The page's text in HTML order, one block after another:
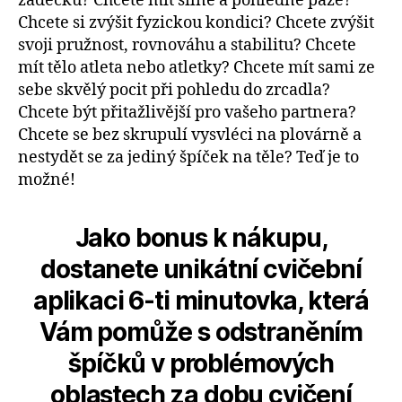
Chcete si zvýšit fyzickou kondici? Chcete zvýšit
svoji pružnost, rovnováhu a stabilitu? Chcete
mít tělo atleta nebo atletky? Chcete mít sami ze
sebe skvělý pocit při pohledu do zrcadla?
Chcete být přitažlivější pro vašeho partnera?
Chcete se bez skrupulí vysvléci na plovárně a
nestydět se za jediný špíček na těle? Teď je to
možné!
Jako bonus k nákupu,
dostanete unikátní cvičební
aplikaci 6-ti minutovka, která
Vám pomůže s odstraněním
špíčků v problémových
oblastech za dobu cvičení